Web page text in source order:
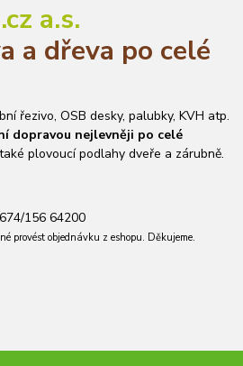
a.s.
a dřeva po celé
řezivo, OSB desky, palubky, KVH atp.
dopravou nejlevněji po celé
plovoucí podlahy dveře a zárubně.
156 64200
provést objednávku z eshopu. Děkujeme.